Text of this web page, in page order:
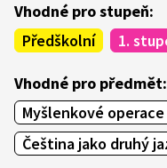
Vhodné pro stupeň:
Předškolní
1.
Vhodné pro předmět:
Myšlenkové operace
Čeština jako druhý